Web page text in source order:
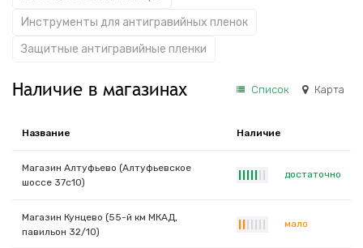
Инструменты для антигравийных пленок
Защитные антигравийные пленки
Наличие в магазинах Список Карта
Название Наличие
Магазин Алтуфьево (Алтуфьевское
шоссе 37с10)
достаточно
Магазин Кунцево (55-й км МКАД,
павильон 32/10)
мало